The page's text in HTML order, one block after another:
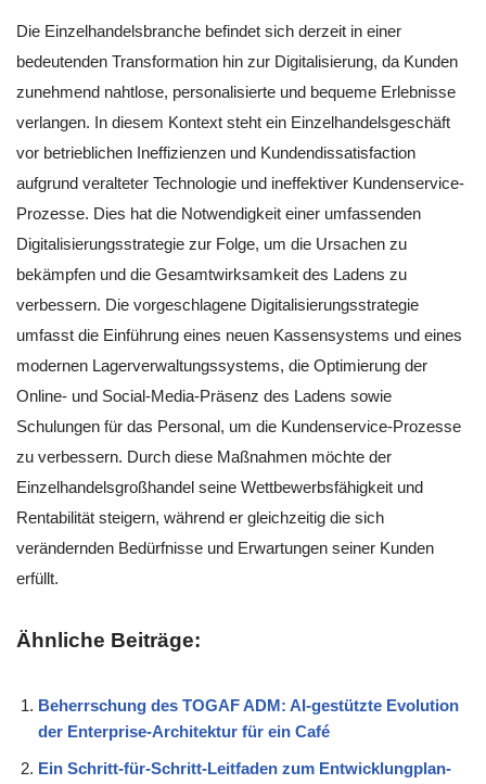
Die Einzelhandelsbranche befindet sich derzeit in einer
bedeutenden Transformation hin zur Digitalisierung, da Kunden
zunehmend nahtlose, personalisierte und bequeme Erlebnisse
verlangen. In diesem Kontext steht ein Einzelhandelsgeschäft
vor betrieblichen Ineffizienzen und Kundendissatisfaction
aufgrund veralteter Technologie und ineffektiver Kundenservice-
Prozesse. Dies hat die Notwendigkeit einer umfassenden
Digitalisierungsstrategie zur Folge, um die Ursachen zu
bekämpfen und die Gesamtwirksamkeit des Ladens zu
verbessern. Die vorgeschlagene Digitalisierungsstrategie
umfasst die Einführung eines neuen Kassensystems und eines
modernen Lagerverwaltungssystems, die Optimierung der
Online- und Social-Media-Präsenz des Ladens sowie
Schulungen für das Personal, um die Kundenservice-Prozesse
zu verbessern. Durch diese Maßnahmen möchte der
Einzelhandelsgroßhandel seine Wettbewerbsfähigkeit und
Rentabilität steigern, während er gleichzeitig die sich
verändernden Bedürfnisse und Erwartungen seiner Kunden
erfüllt.
Ähnliche Beiträge:
Beherrschung des TOGAF ADM: AI-gestützte Evolution
der Enterprise-Architektur für ein Café
Ein Schritt-für-Schritt-Leitfaden zum Entwicklungplan-